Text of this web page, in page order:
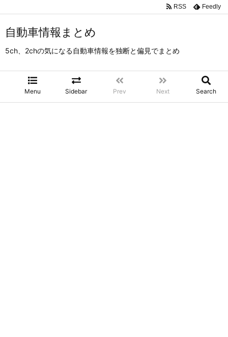
自動車情報まとめ
5ch、2chの気になる自動車情報を独断と偏見でまとめ
Menu Sidebar Prev Next Search
RSS Feedly